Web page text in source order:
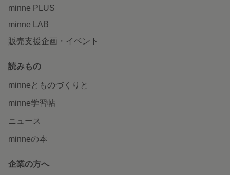
minne PLUS
minne LAB
販売支援企画・イベント
読みもの
minneとものづくりと
minne学習帖
ニュース
minneの本
企業の方へ